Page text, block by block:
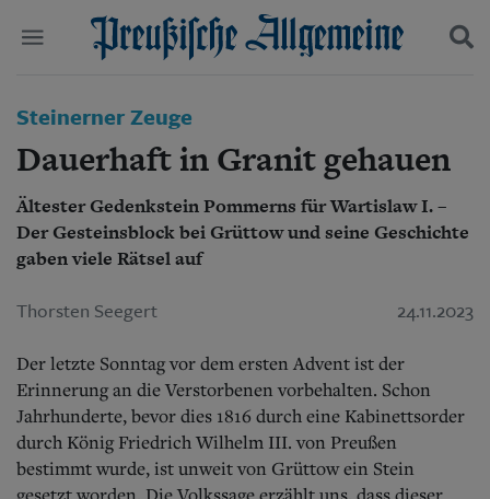
Start
Wer wir sind
Aktuelle Ausgabe
Wirtschaft
Gesellschaft
Leben
Geschichte
Schlesien
Danzig und Westpreußen
Bücher
Suchen und finden
Steinerner Zeuge
Dauerhaft in Granit gehauen
Ältester Gedenkstein Pommerns für Wartislaw I. –
Der Gesteinsblock bei Grüttow und seine Geschichte
gaben viele Rätsel auf
Thorsten Seegert 24.11.2023
Der letzte Sonntag vor dem ersten Advent ist der
Erinnerung an die Verstorbenen vorbehalten. Schon
Jahrhunderte, bevor dies 1816 durch eine Kabinettsorder
durch König Friedrich Wilhelm III. von Preußen
bestimmt wurde, ist unweit von Grüttow ein Stein